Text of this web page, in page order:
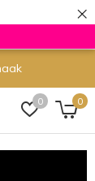
×
0 0
veel